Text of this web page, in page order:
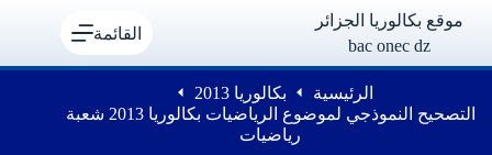
موقع بكالوريا الجزائر
bac onec dz
القائمة
الرئيسية
بكالوريا 2013
التصحيح النموذجي لموضوع الرياضيات بكالوريا 2013 شعبة
رياضيات